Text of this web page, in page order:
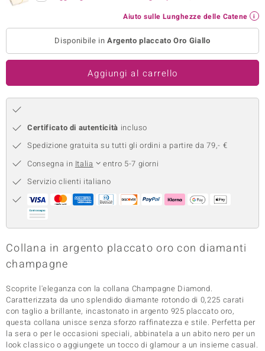
Aiuto sulle Lunghezze delle Catene
Disponibile inArgento placcato Oro Giallo
Aggiungi al carrello
Certificato di autenticità incluso
Spedizione gratuita su tutti gli ordini a partire da 79,- €
Consegna in Italia
entro 5-7 giorni
Servizio clienti italiano
Collana in argento placcato oro con diamanti
champagne
Scoprite l'eleganza con la collana Champagne Diamond.
Caratterizzata da uno splendido diamante rotondo di 0,225 carati
con taglio a brillante, incastonato in argento 925 placcato oro,
questa collana unisce senza sforzo raffinatezza e stile. Perfetta per
la sera o per le occasioni speciali, abbinatela a un abito nero per un
look classico o aggiungete un tocco di glamour a un insieme casual.